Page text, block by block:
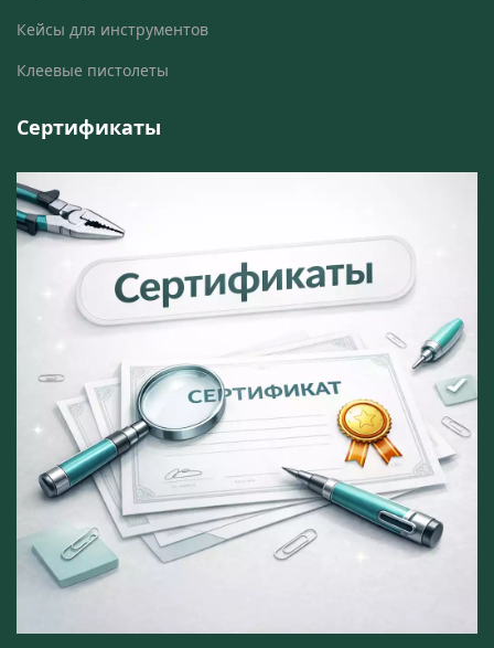
Кейсы для инструментов
Клеевые пистолеты
Сертификаты